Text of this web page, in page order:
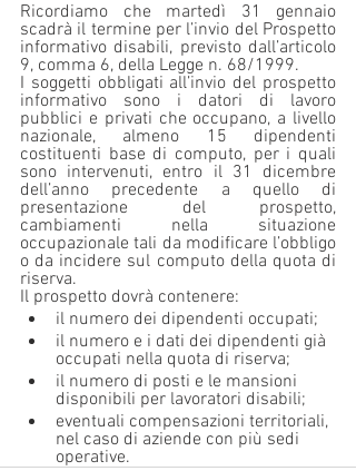
Ricordiamo che martedì 31 gennaio
scadrà il termine per l’invio del Prospetto
informativo disabili, previsto dall’articolo
9, comma 6, della Legge n. 68/1999.
I soggetti obbligati all’invio del prospetto
informativo sono i datori di lavoro
pubblici e privati che occupano, a livello
nazionale, almeno 15 dipendenti
costituenti base di computo, per i quali
sono intervenuti, entro il 31 dicembre
dell’anno precedente a quello di
presentazione del prospetto,
cambiamenti nella situazione
occupazionale tali da modificare l’obbligo
o da incidere sul computo della quota di
riserva.
Il prospetto dovrà contenere:
il numero dei dipendenti occupati;
il numero e i dati dei dipendenti già
occupati nella quota di riserva;
il numero di posti e le mansioni
disponibili per lavoratori disabili;
eventuali compensazioni territoriali,
nel caso di aziende con più sedi
operative.